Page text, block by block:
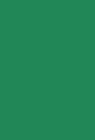
Paulo - SP - CEP:
- Santa Isabel - SP